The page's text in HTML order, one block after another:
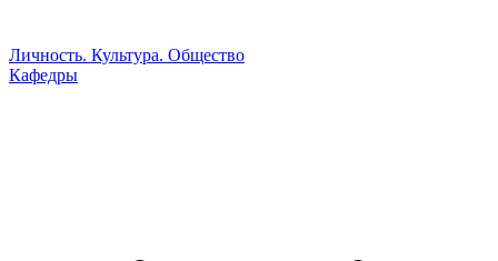
Личность. Культура. Общество
Кафедры